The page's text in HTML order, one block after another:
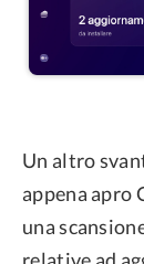
Un altro
appena apro
una